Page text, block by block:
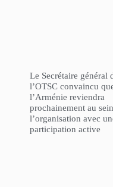
Le Secrétaire général
l’OTSC convaincu
l’Arménie reviendra
prochainement au
l’organisation avec
participation active